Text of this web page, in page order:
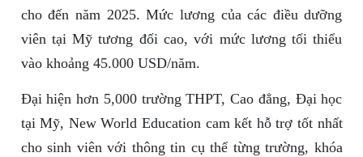
cho đến năm 2025. Mức lương của các điều dưỡng
viên tại Mỹ tương đối cao, với mức lương tối thiểu
vào khoảng 45.000 USD/năm.
Đại hiện hơn 5,000 trường THPT, Cao đẳng, Đại học
tại Mỹ, New World Education cam kết hỗ trợ tốt nhất
cho sinh viên với thông tin cụ thể từng trường, khóa